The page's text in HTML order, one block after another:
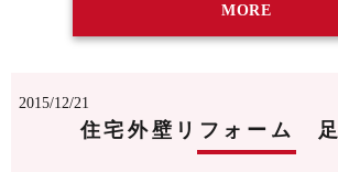
MORE
2015/12/21
住宅外壁リフォーム